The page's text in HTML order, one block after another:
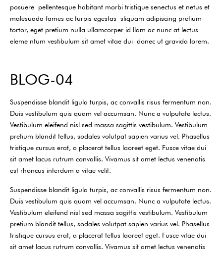
posuere pellentesque habitant morbi tristique senectus et netus et
malesuada fames ac turpis egestas sliquam adipiscing pretium
tortor, eget pretium nulla ullamcorper id llam ac nunc at lectus
eleme ntum vestibulum sit amet vitae dui donec ut gravida lorem.
BLOG-04
Suspendisse blandit ligula turpis, ac convallis risus fermentum non.
Duis vestibulum quis quam vel accumsan. Nunc a vulputate lectus.
Vestibulum eleifend nisl sed massa sagittis vestibulum. Vestibulum
pretium blandit tellus, sodales volutpat sapien varius vel. Phasellus
tristique cursus erat, a placerat tellus laoreet eget. Fusce vitae dui
sit amet lacus rutrum convallis. Vivamus sit amet lectus venenatis
est rhoncus interdum a vitae velit.
Suspendisse blandit ligula turpis, ac convallis risus fermentum non.
Duis vestibulum quis quam vel accumsan. Nunc a vulputate lectus.
Vestibulum eleifend nisl sed massa sagittis vestibulum. Vestibulum
pretium blandit tellus, sodales volutpat sapien varius vel. Phasellus
tristique cursus erat, a placerat tellus laoreet eget. Fusce vitae dui
sit amet lacus rutrum convallis. Vivamus sit amet lectus venenatis